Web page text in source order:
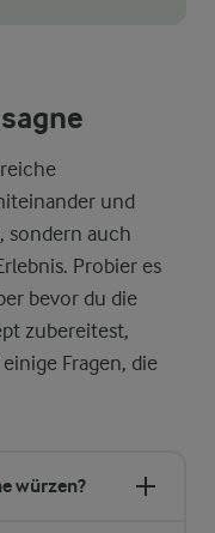
und
sondern auch
Probier es
bevor du die
zubereitest,
Fragen, die
würzen?